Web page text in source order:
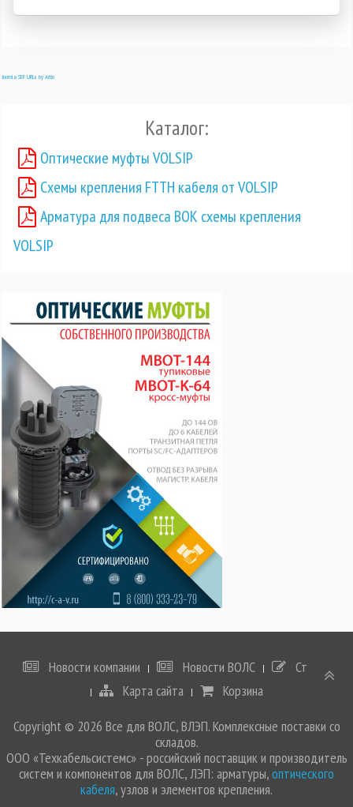
Joomla SEF URLs by Artio
Каталог:
Оптические муфты VOLSIP
Схемы крепления FTTH кабеля от VOLSIP
Арматура для подвеса ВОК схемы крепления
VOLSIP
Новости компании Новости ВОЛС
Статьи
Карта сайта
Корзина
Copyright © 2026 Все для ВОЛС, ВЛЭП. Комплексные поставки со
складов.
ООО «Техкабельсистемс» - российский поставщик и производитель
систем и компонентов для ВОЛС, ЛЭП: арматуры,оптического
кабеля, узлов и элементов крепления.